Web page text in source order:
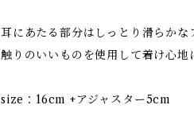
耳にあたる部分はしっとり滑らか
触りのいいものを使用して着け心地
size：16cm +アジャスター5cm